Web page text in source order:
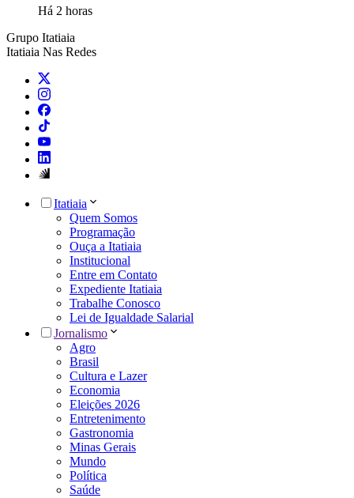
Há 2 horas
Grupo Itatiaia
Itatiaia Nas Redes
Itatiaia
Quem Somos
Programação
Ouça a Itatiaia
Institucional
Entre em Contato
Expediente Itatiaia
Trabalhe Conosco
Lei de Igualdade Salarial
Jornalismo
Agro
Brasil
Cultura e Lazer
Economia
Eleições 2026
Entretenimento
Gastronomia
Minas Gerais
Mundo
Política
Saúde